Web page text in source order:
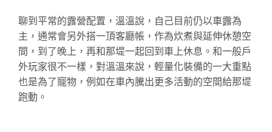
聊到平常的露營配置，溫溫說，自己目前仍以車露為
主，通常會另外搭一頂客廳帳，作為炊煮與延伸休憩空
間，到了晚上，再和那堤一起回到車上休息。和一般戶
外玩家很不一樣，對溫溫來說，輕量化裝備的一大重點
也是為了寵物，例如在車內騰出更多活動的空間給那堤
跑動。